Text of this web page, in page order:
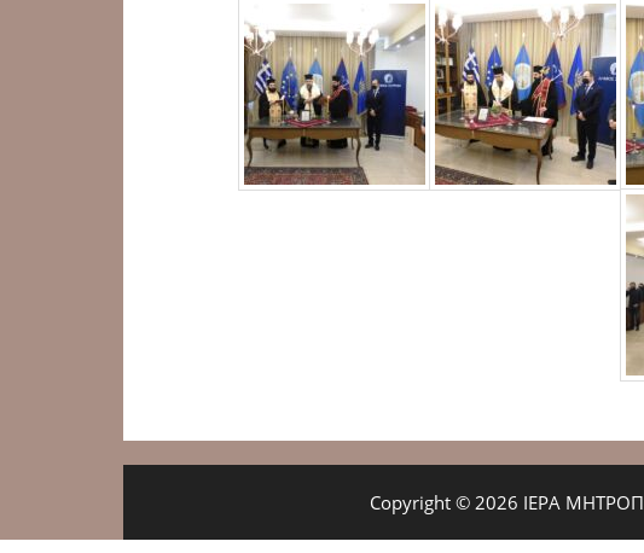
Copyright © 2026 ΙΕΡΑ